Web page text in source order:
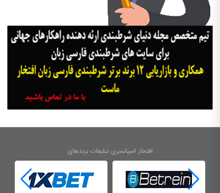
افتخار اسپانسری تبلیغات برندهای